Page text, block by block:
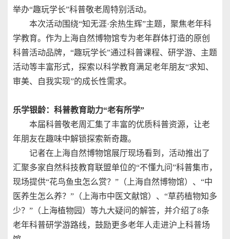
举办“趣玩学长”科普敬老周特别活动。
本次活动围绕“知无涯·余热生辉”主题，聚焦老年科
学教育。作为上海自然博物馆专为老年群体打造的原创
科普活动品牌，“趣玩学长”通过科普课程、研学游、主题
活动等丰富形式，探索以科学教育满足老年朋友“求知、
审美、自我实现”的成长性需求。
乐学银龄：科普教育助力“老有所学”
本届科普敬老周汇集了丰富的优质科普资源，让老
年朋友在趣味中解锁探索新奇趣。
记者在上海自然博物馆展厅现场看到，活动推出了
汇聚多家自然科技教育联盟单位的“不懂九问”科普集市，
现场提供“花鸟鱼虫怎么赏？”（上海自然博物馆）、“中
医养生怎么养？”（上海市中医文献馆）、“草药植物知多
少？”（上海植物园）等九大疑问的解答，并介绍了8条
老年科普研学游路线，鼓励更多老年人走进沪上科普场